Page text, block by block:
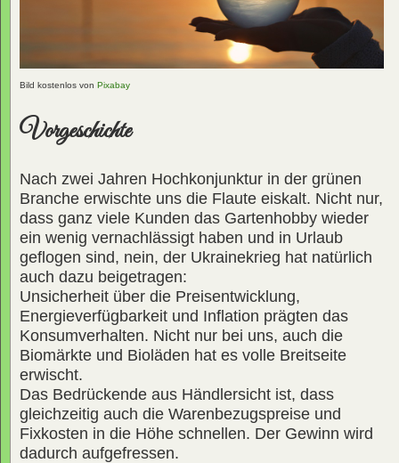
Bild kostenlos von Pixabay
Vorgeschichte
Nach zwei Jahren Hochkonjunktur in der grünen
Branche erwischte uns die Flaute eiskalt. Nicht nur,
dass ganz viele Kunden das Gartenhobby wieder
ein wenig vernachlässigt haben und in Urlaub
geflogen sind, nein, der Ukrainekrieg hat natürlich
auch dazu beigetragen:
Unsicherheit über die Preisentwicklung,
Energieverfügbarkeit und Inflation prägten das
Konsumverhalten. Nicht nur bei uns, auch die
Biomärkte und Bioläden hat es volle Breitseite
erwischt.
Das Bedrückende aus Händlersicht ist, dass
gleichzeitig auch die Warenbezugspreise und
Fixkosten in die Höhe schnellen. Der Gewinn wird
dadurch aufgefressen.